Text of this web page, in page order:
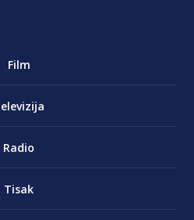
Film
Radio
Tisak